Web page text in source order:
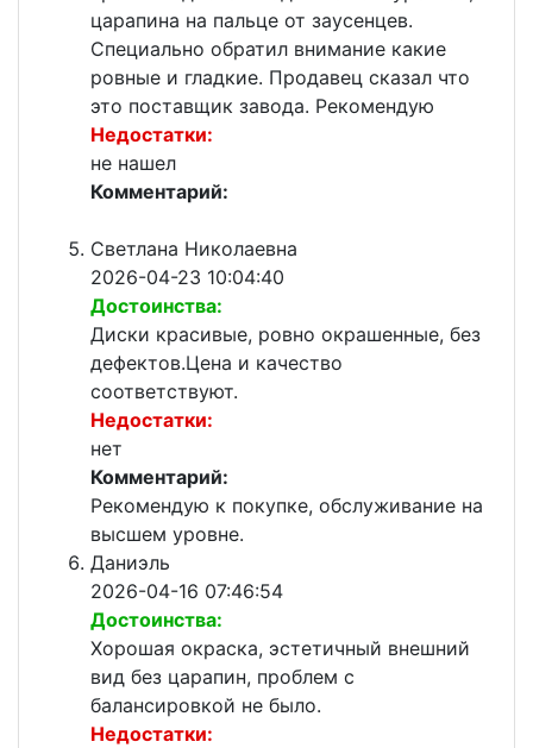
царапина на пальце от заусенцев.
Специально обратил внимание какие
ровные и гладкие. Продавец сказал что
это поставщик завода. Рекомендую
Недостатки:
не нашел
Комментарий:
Светлана Николаевна
2026-04-23 10:04:40
Достоинства:
Диски красивые, ровно окрашенные, без
дефектов.Цена и качество
соответствуют.
Недостатки:
нет
Комментарий:
Рекомендую к покупке, обслуживание на
высшем уровне.
Даниэль
2026-04-16 07:46:54
Достоинства:
Хорошая окраска, эстетичный внешний
вид без царапин, проблем с
балансировкой не было.
Недостатки: